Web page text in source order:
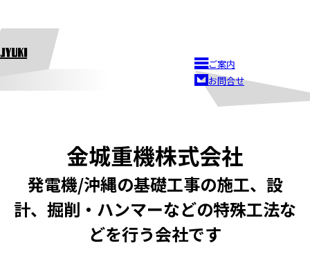
金城重機株式会社
発電機/沖縄の基礎工事の施工、設
計、掘削・ハンマーなどの特殊工法な
どを行う会社です
ご案内
お問合せ